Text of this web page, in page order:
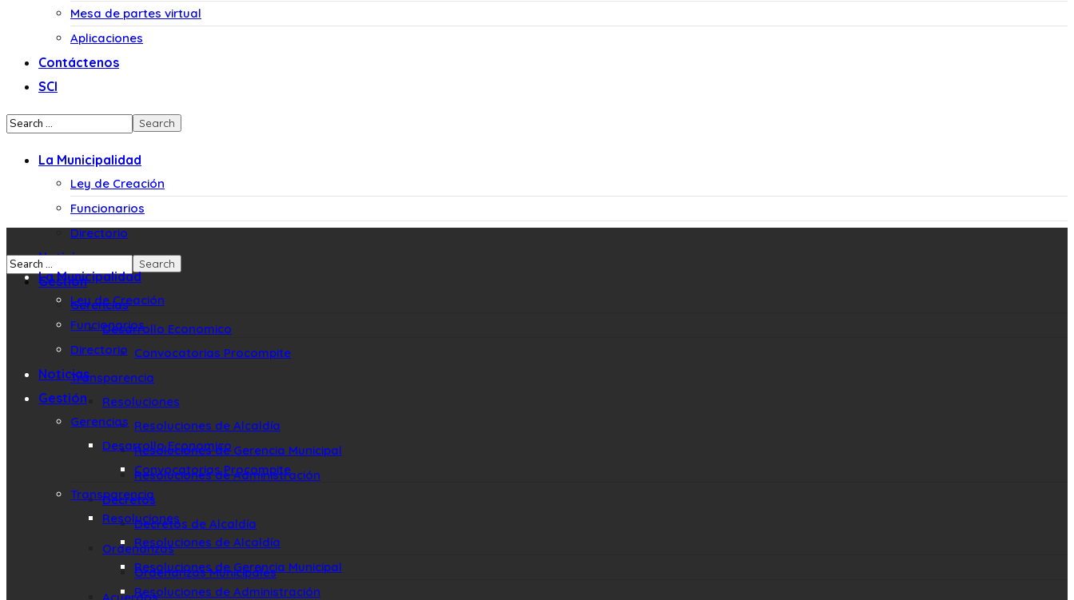
Mesa de partes virtual
Aplicaciones
Contáctenos
SCI
La Municipalidad
Ley de Creación
Funcionarios
Directorio
Noticias
Gestión
Gerencias
Desarrollo Economico
Convocatorias Procompite
Transparencia
Resoluciones
Resoluciones de Alcaldía
Resoluciones de Gerencia Municipal
Resoluciones de Administración
Decretos
Decretos de Alcaldía
Ordenanzas
Ordenanzas Municipales
La Municipalidad
Ley de Creación
Funcionarios
Directorio
Noticias
Gestión
Gerencias
Desarrollo Economico
Convocatorias Procompite
Transparencia
Resoluciones
Resoluciones de Alcaldía
Resoluciones de Gerencia Municipal
Resoluciones de Administración